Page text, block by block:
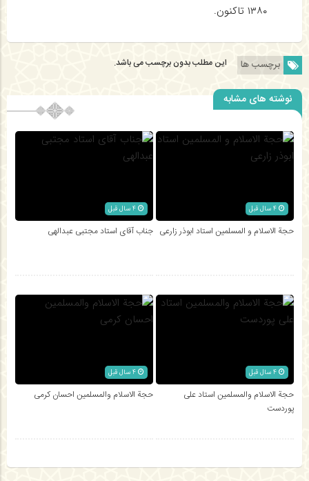
۱۳۸۰ تاکنون.
برچسب ها این مطلب بدون برچسب می باشد.
نوشته های مشابه
4 سال قبل
حجة الاسلام و المسلمین استاد ابوذر زارعی جناب آقای استاد مجتبی عبدالهی
4 سال قبل
حجة الاسلام والمسلمین استاد علی
پوردست
حجة الاسلام والمسلمین احسان کرمی